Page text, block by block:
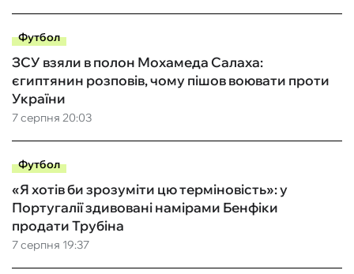
Футбол
7 серпня 20:03
ЗСУ взяли в полон Мохамеда Салаха:
єгиптянин розповів, чому пішов воювати проти
України
Футбол
7 серпня 19:37
«Я хотів би зрозуміти цю терміновість»: у
Португалії здивовані намірами Бенфіки
продати Трубіна